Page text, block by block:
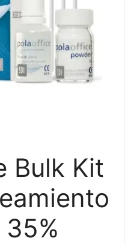
Bulk Kit